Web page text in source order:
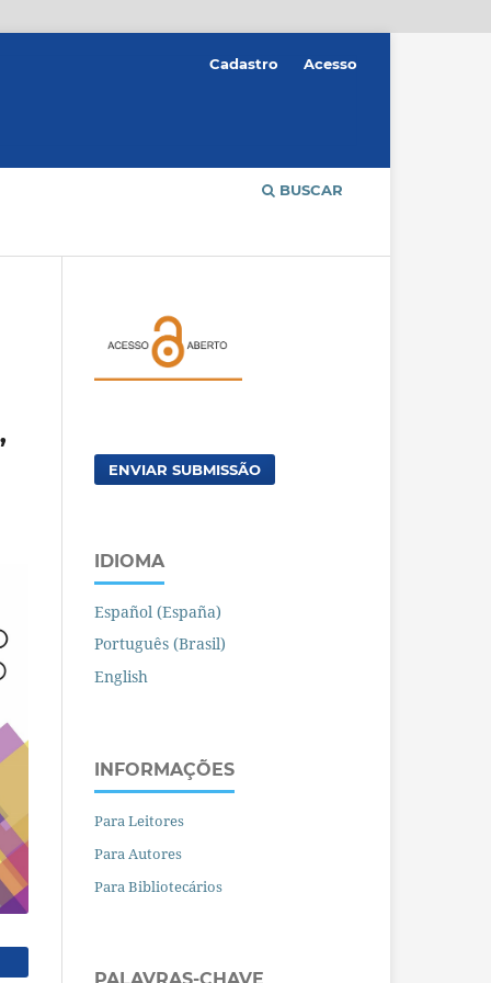
BUSCAR
Cadastro Acesso
ENVIAR SUBMISSÃO
IDIOMA
Español (España)
Português (Brasil)
English
INFORMAÇÕES
Para Leitores
Para Autores
Para Bibliotecários